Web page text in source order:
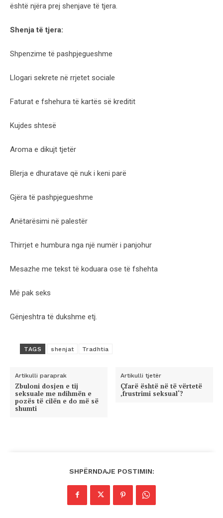
është njëra prej shenjave të tjera.
Shenja të tjera:
Shpenzime të pashpjegueshme
Llogari sekrete në rrjetet sociale
Faturat e fshehura të kartës së kreditit
Kujdes shtesë
Aroma e dikujt tjetër
Blerja e dhuratave që nuk i keni parë
Gjëra të pashpjegueshme
Anëtarësimi në palestër
Thirrjet e humbura nga një numër i panjohur
Mesazhe me tekst të koduara ose të fshehta
Më pak seks
Gënjeshtra të dukshme etj.
TAGS shenjat Tradhtia
Artikulli paraprak
Zbuloni dosjen e tij
seksuale me ndihmën e
pozës të cilën e do më së
shumti
Artikulli tjetër
Çfarë është në të vërtetë
‚frustrimi seksual‘?
SHPËRNDAJE POSTIMIN: